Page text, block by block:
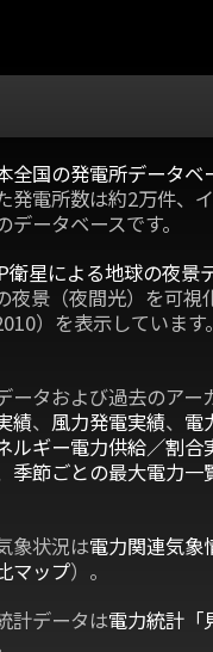
全国の発電所データベ
発電所数は約2万件、
ータベースです。
衛星による地球の夜景
夜景（夜間光）を可視
）を表示しています
ータおよび過去のアー
績、 風力発電実績、 電
ルギー電力供給／割合
季節ごとの最大電力一
象状況は電力関連気象
マップ）。
計データは電力統計「